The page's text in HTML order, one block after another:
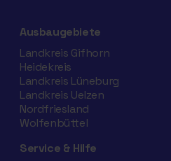
Ausbaugebiete
Landkreis Gifhorn
Heidekreis
Landkreis Lüneburg
Landkreis Uelzen
Nordfriesland
Wolfenbüttel
Service & Hilfe